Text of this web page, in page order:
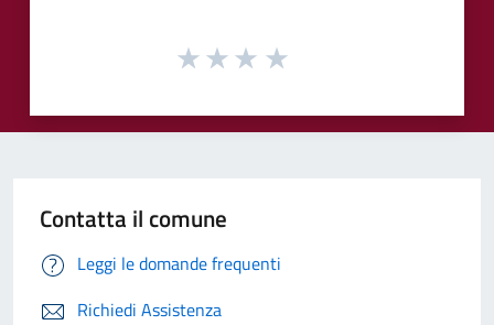
Contatta il comune
Leggi le domande frequenti
Richiedi Assistenza